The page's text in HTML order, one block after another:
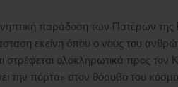
παράδοση των Πατέρων
εκείνη όπου ο νους του
στρέφεται ολοκληρωτικά προς τον
την πόρτα» στον θόρυβο του